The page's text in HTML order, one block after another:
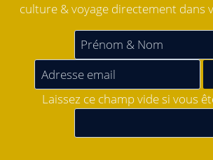
culture & voyage directement dans
Laissez ce champ vide si vous